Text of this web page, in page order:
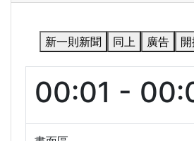
新一則新聞 同上 廣告
00:01 -